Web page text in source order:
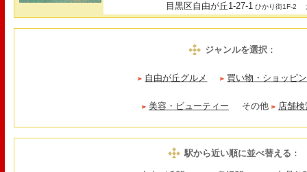
目黒区自由が丘1-27-1 ひかり街1F-2
ジャンルを選択：
自由が丘グルメ 買い物・ショッピ
美容・ビューティー その他 店舗
駅から近い順に並べ替える ：